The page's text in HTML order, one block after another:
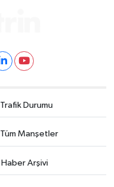
Trafik Durumu
Tüm Manşetler
Haber Arşivi